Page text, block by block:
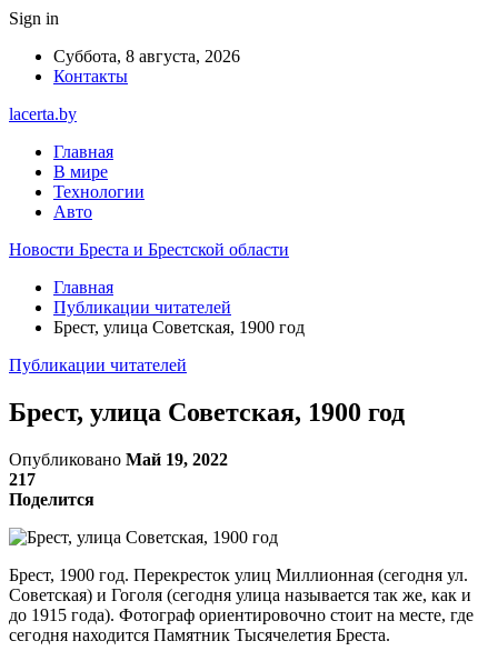
Sign in
Суббота, 8 августа, 2026
Контакты
lacerta.by
Главная
В мире
Технологии
Авто
Новости Бреста и Брестской области
Главная
Публикации читателей
Брест, улица Советская, 1900 год
Публикации читателей
Брест, улица Советская, 1900 год
Опубликовано Май 19, 2022
217
Поделится
Брест, 1900 год. Перекресток улиц Миллионная (сегодня ул.
Советская) и Гоголя (сегодня улица называется так же, как и
до 1915 года). Фотограф ориентировочно стоит на месте, где
сегодня находится Памятник Тысячелетия Бреста.